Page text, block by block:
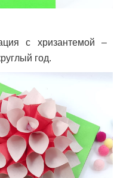
с хризантемой –
год.